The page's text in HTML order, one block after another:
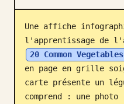
Blog
Mises à jour
Une affiche
l'apprentissage de
20 Common Vegetables
en page en grille
carte présente un
comprend : une